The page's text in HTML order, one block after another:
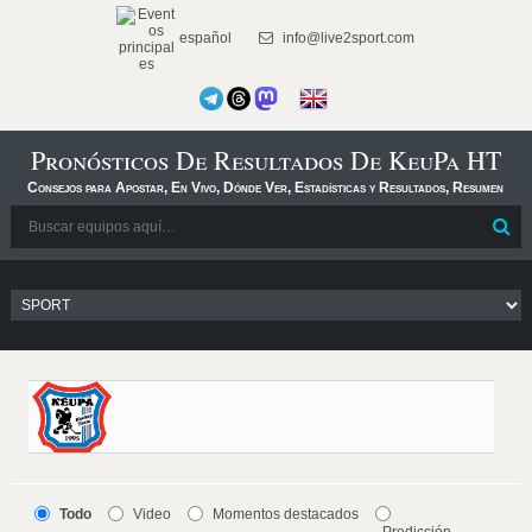
español info@live2sport.com
Pronósticos De Resultados De KeuPa HT
Consejos para Apostar, En Vivo, Dónde Ver, Estadísticas y Resultados, Resumen
Todo Video
Momentos destacados